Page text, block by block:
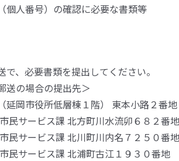
個人番号）の確認に必要な書類等
で、必要書類を提出してください。
送の場合の提出先＞
延岡市役所低層棟１階） 東本小路２番地
民サービス課 北方町川水流卯６８２番地
民サービス課 北川町川内名７２５０番地
民サービス課 北浦町古江１９３０番地